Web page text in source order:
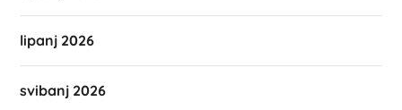
lipanj 2026
svibanj 2026